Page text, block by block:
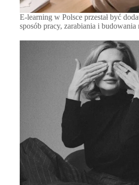
E-learning w Polsce przestał być
sposób pracy, zarabiania i budowania